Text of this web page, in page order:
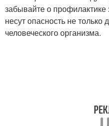
забывайте о профилактике
несут опасность не
человеческого организма.